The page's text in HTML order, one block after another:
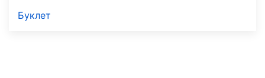
Буклет